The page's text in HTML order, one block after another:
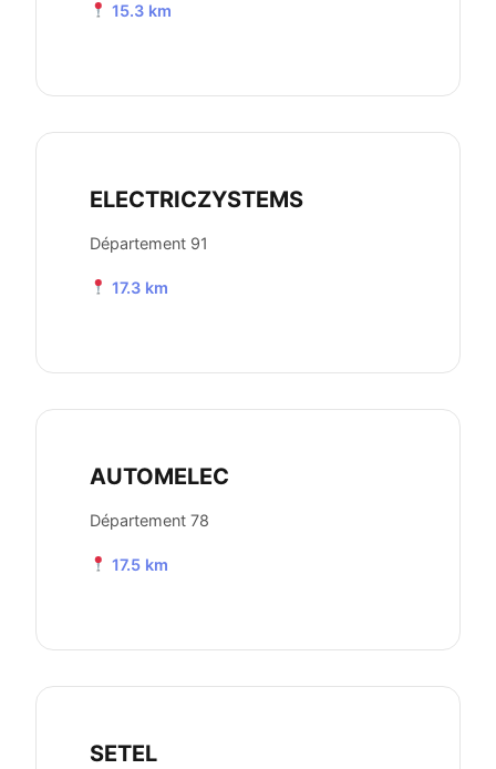
15.3 km
ELECTRICZYSTEMS
Département 91
17.3 km
AUTOMELEC
Département 78
17.5 km
SETEL